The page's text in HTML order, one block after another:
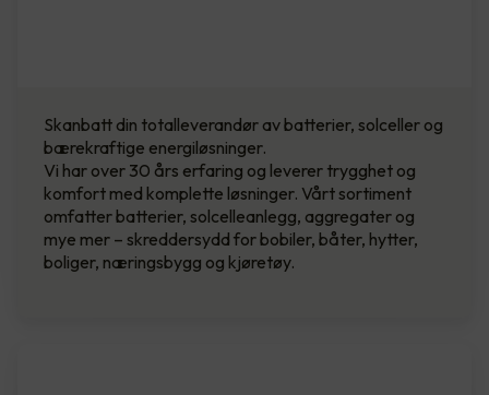
Skanbatt din totalleverandør av batterier, solceller og
bærekraftige energiløsninger.
Vi har over 30 års erfaring og leverer trygghet og
komfort med komplette løsninger. Vårt sortiment
omfatter batterier, solcelleanlegg, aggregater og
mye mer – skreddersydd for bobiler, båter, hytter,
boliger, næringsbygg og kjøretøy.